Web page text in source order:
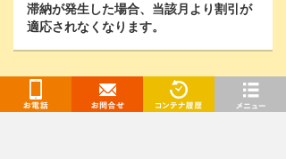
滞納が発生した場合、当該月より割引が
適応されなくなります。
契約手続きに進む